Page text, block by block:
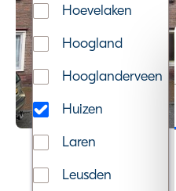
Hoevelaken
Hoogland
Hooglanderveen
Huizen
Laren
Leusden